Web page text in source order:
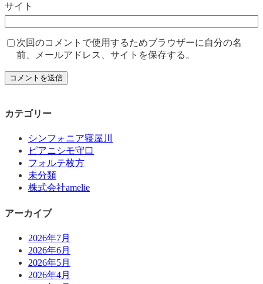
サイト
次回のコメントで使用するためブラウザーに自分の名
前、メールアドレス、サイトを保存する。
カテゴリー
シンフォニア寝屋川
ピアニシモ守口
フォルテ枚方
未分類
株式会社amelie
アーカイブ
2026年7月
2026年6月
2026年5月
2026年4月